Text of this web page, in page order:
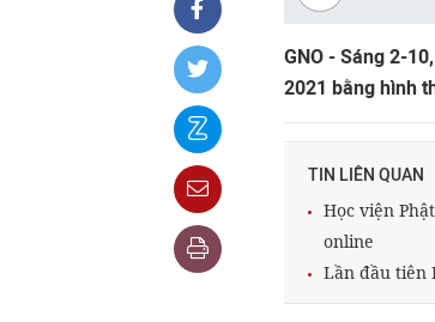
GNO - Sáng 2-
2021 bằng hình
TIN LIÊN QUAN
Học viện
online
Lần đầu tiên